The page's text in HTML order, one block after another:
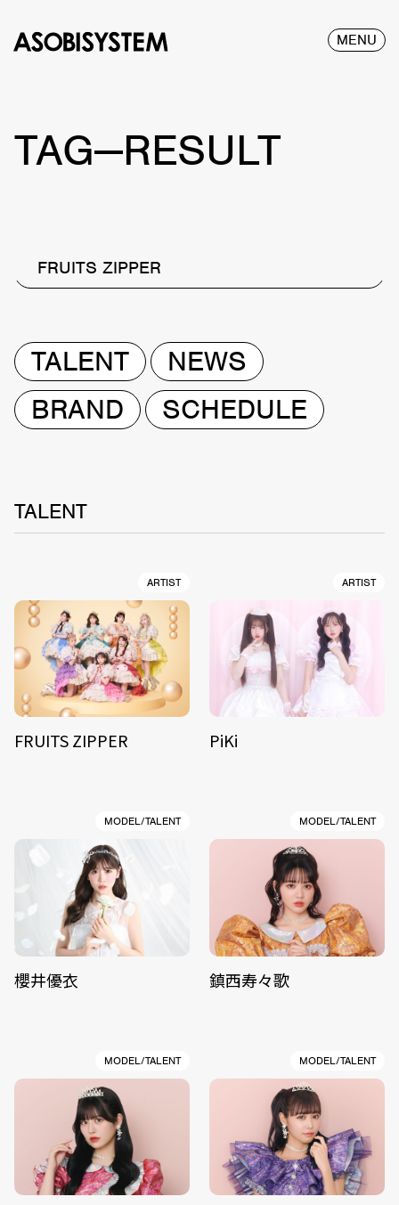
MENU
TAG—RESULT
FRUITS ZIPPER
TALENT
NEWS
BRAND
SCHEDULE
TALENT
ARTIST
FRUITS ZIPPER
ARTIST
PiKi
MODEL/TALENT
櫻井優衣
MODEL/TALENT
鎮西寿々歌
MODEL/TALENT MODEL/TALENT